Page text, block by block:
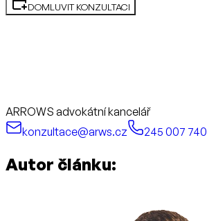
DOMLUVIT KONZULTACI
ARROWS advokátní kancelář
konzultace@arws.cz
245 007 740
Autor článku: